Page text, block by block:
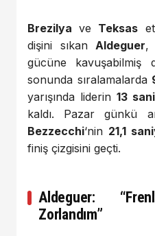
Brezilya ve Teksas
dişini sıkan Aldeguer,
gücüne kavuşabilmiş
sonunda sıralamalarda
yarışında liderin 13
kaldı. Pazar günkü
Bezzecchi‘nin 21,1
finiş çizgisini geçti.
Aldeguer:
Zorlandım”